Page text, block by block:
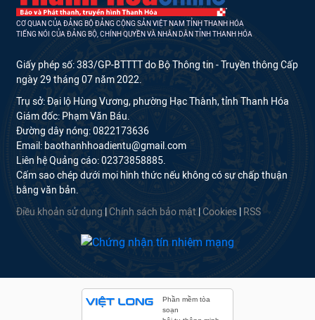
CƠ QUAN CỦA ĐẢNG BỘ ĐẢNG CỘNG SẢN VIỆT NAM TỈNH THANH HÓA
TIẾNG NÓI CỦA ĐẢNG BỘ, CHÍNH QUYỀN VÀ NHÂN DÂN TỈNH THANH HÓA
Giấy phép số: 383/GP-BTTTT do Bộ Thông tin - Truyền thông Cấp
ngày 29 tháng 07 năm 2022.
Trụ sở: Đại lộ Hùng Vương, phường Hạc Thành, tỉnh Thanh Hóa
Giám đốc: Phạm Văn Báu.
Đường dây nóng: 0822173636
Email: baothanhhoadientu@gmail.com
Liên hệ Quảng cáo: 02373858885.
Cấm sao chép dưới mọi hình thức nếu không có sự chấp thuận
bằng văn bản.
Điều khoản sử dụng Chính sách bảo mật Cookies RSS
Phần mềm tòa
soạn